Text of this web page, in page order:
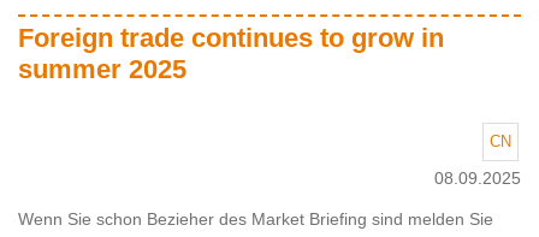
Foreign trade continues to grow in
summer 2025
CN
08.09.2025
Wenn Sie schon Bezieher des Market Briefing sind melden Sie